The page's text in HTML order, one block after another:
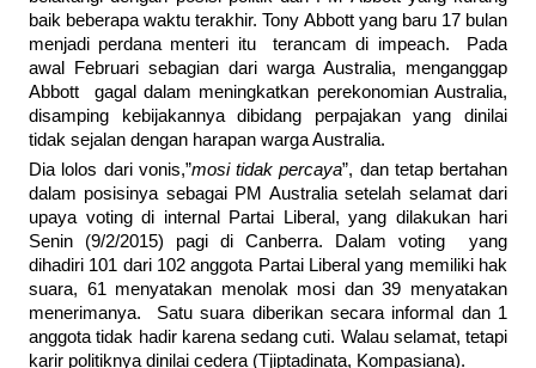
baik beberapa waktu terakhir. Tony Abbott yang baru 17 bulan
menjadi perdana menteri itu terancam di impeach. Pada
awal Februari sebagian dari warga Australia, menganggap
Abbott gagal dalam meningkatkan perekonomian Australia,
disamping kebijakannya dibidang perpajakan yang dinilai
tidak sejalan dengan harapan warga Australia.
Dia lolos dari vonis,”mosi tidak percaya”, dan tetap bertahan
dalam posisinya sebagai PM Australia setelah selamat dari
upaya voting di internal Partai Liberal, yang dilakukan hari
Senin (9/2/2015) pagi di Canberra. Dalam voting yang
dihadiri 101 dari 102 anggota Partai Liberal yang memiliki hak
suara, 61 menyatakan menolak mosi dan 39 menyatakan
menerimanya. Satu suara diberikan secara informal dan 1
anggota tidak hadir karena sedang cuti. Walau selamat, tetapi
karir politiknya dinilai cedera (Tjiptadinata, Kompasiana).